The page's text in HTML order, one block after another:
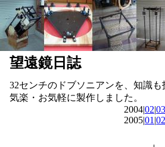
望遠鏡日誌
32センチのドブソニアンを、知識
気楽・お気軽に製作しました。
2004|02|03
2005|01 |02